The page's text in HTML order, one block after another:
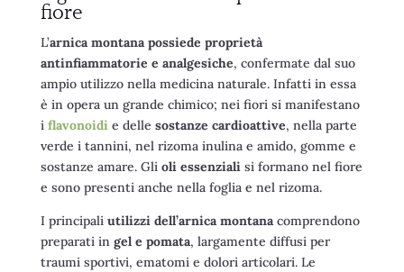
fiore
L’arnica montana possiede proprietà
antinfiammatorie e analgesiche, confermate dal suo
ampio utilizzo nella medicina naturale. Infatti in essa
è in opera un grande chimico; nei fiori si manifestano
i flavonoidie delle sostanze cardioattive, nella parte
verde i tannini, nel rizoma inulina e amido, gomme e
sostanze amare. Gli oli essenzialisi formano nel fiore
e sono presenti anche nella foglia e nel rizoma.
I principali utilizzi dell’arnica montanacomprendono
preparati in gel e pomata, largamente diffusi per
traumi sportivi, ematomi e dolori articolari. Le